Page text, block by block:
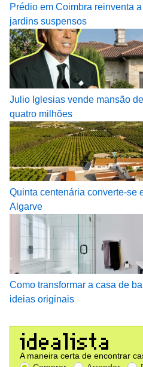
Prédio em Coimbra reinventa
jardins suspensos
Julio Iglesias vende mansão
quatro milhões
Quinta centenária converte-se
Algarve
Como transformar a casa de
ideias originais